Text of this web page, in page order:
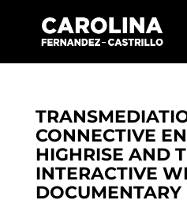
CONNECTIVE
HIGHRISE AND
INTERACTIVE
DOCUMENTARY